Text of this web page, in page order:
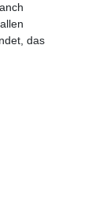
das